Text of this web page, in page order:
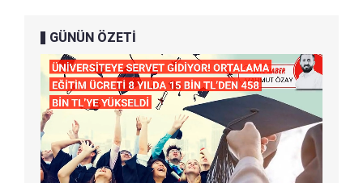
GÜNÜN ÖZETİ